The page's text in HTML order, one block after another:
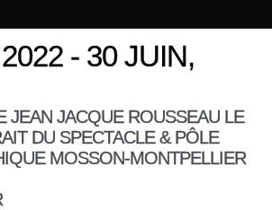
- 30 JUIN,
JEAN JACQUE ROUSSEAU LE
DU SPECTACLE & PÔLE
MOSSON-MONTPELLIER